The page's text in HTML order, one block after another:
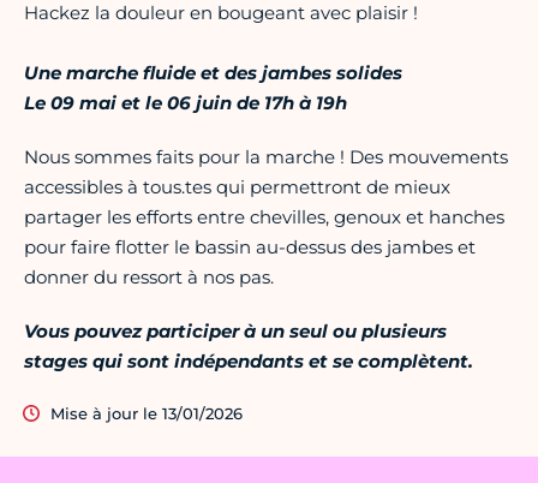
Hackez la douleur en bougeant avec plaisir !
Une marche fluide et des jambes solides
Le 09 mai et le 06 juin de 17h à 19h
Nous sommes faits pour la marche ! Des mouvements
accessibles à tous.tes qui permettront de mieux
partager les efforts entre chevilles, genoux et hanches
pour faire flotter le bassin au-dessus des jambes et
donner du ressort à nos pas.
Vous pouvez participer à un seul ou plusieurs
stages qui sont indépendants et se complètent.
Mise à jour le 13/01/2026